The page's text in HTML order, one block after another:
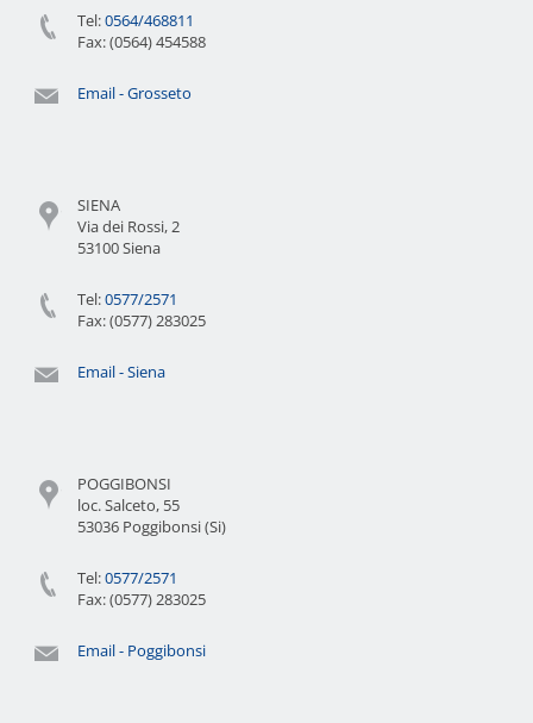
Tel:0564/468811
Fax: (0564) 454588
Email - Grosseto
SIENA
Via dei Rossi, 2
53100 Siena
Tel:0577/2571
Fax: (0577) 283025
Email - Siena
POGGIBONSI
loc. Salceto, 55
53036 Poggibonsi (Si)
Tel:0577/2571
Fax: (0577) 283025
Email - Poggibonsi